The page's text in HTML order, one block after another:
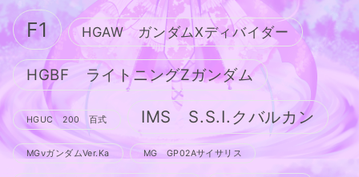
F1 HGAW ガンダムXディバイダー
HGBF ライトニングZガンダム
HGUC 200 百式 IMS S.S.I.クバルカン
MGνガンダムVer.Ka MG GP02Aサイサリス